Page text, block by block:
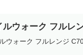
ルウォーク フルレ
ウォーク フルレンジ